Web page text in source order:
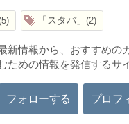
5 「スタバ」 2
新情報から、おすすめの
ための情報を発信するサ
フォローする プロフ